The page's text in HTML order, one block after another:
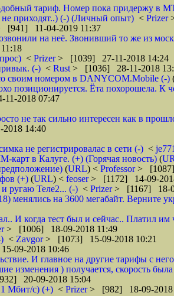
тариф. Номер пока придержу в
приходят..) (-) (Личный опыт) < Prizer
[941] 11-04-2019 11:37
на неё. Звонивший то же из
< Prizer> [1039] 27-11-2018 14:24
(-) < Rust > [1036] 28-11-2018
своим номером в DANYCOM.Mobile (-)
позиционируется. Ёта похорошела. К
2018 07:47
не так сильно интересен как в
14:40
не регистрировалас в сети (-) <
в Калуге. (+) (Горячая новость) (
(URL) < Professor>
(+) (URL) < feoser> [1172] 14-09-
ругаю Теле2... (-) < Prizer> [1167] 18-
менялись на 3600 мегабайт. Верните
И когда тест был и сейчас.. Платил
> [1006] 18-09-2018 11:49
< Zavgor> [1073] 15-09-2018 10:21
09-2018 10:46
И главное на другие тарифы с
изменения ) получается, скорость
20-09-2018 15:04
Мбит/с) (+) < Prizer> [982] 18-09-2018